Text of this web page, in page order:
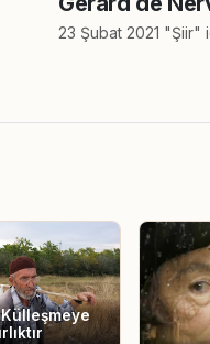
23 Şubat 2021 "Şiir"